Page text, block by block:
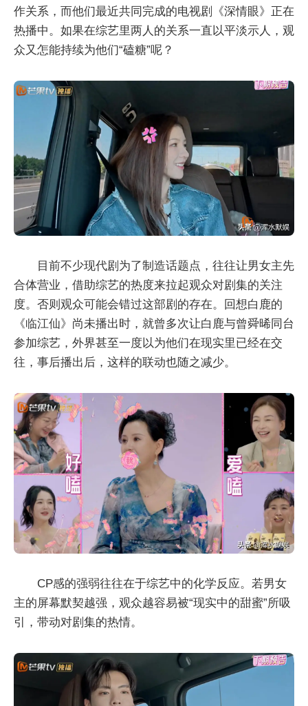
作关系，而他们最近共同完成的电视剧《深情眼》正在
热播中。如果在综艺里两人的关系一直以平淡示人，观
众又怎能持续为他们“磕糖”呢？
目前不少现代剧为了制造话题点，往往让男女主先
合体营业，借助综艺的热度来拉起观众对剧集的关注
度。否则观众可能会错过这部剧的存在。回想白鹿的
《临江仙》尚未播出时，就曾多次让白鹿与曾舜晞同台
参加综艺，外界甚至一度以为他们在现实里已经在交
往，事后播出后，这样的联动也随之减少。
CP感的强弱往往在于综艺中的化学反应。若男女
主的屏幕默契越强，观众越容易被“现实中的甜蜜”所吸
引，带动对剧集的热情。